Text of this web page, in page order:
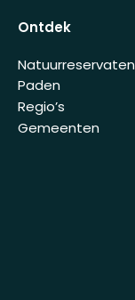
Ontdek
Natuurreservaten
Paden
Regio’s
Gemeenten